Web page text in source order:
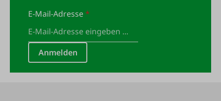
E-Mail-Adresse*
Anmelden